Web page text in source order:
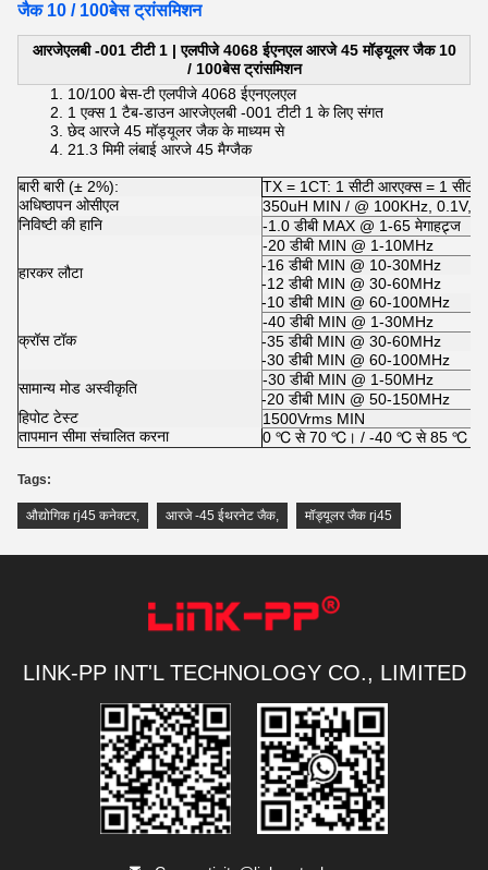
जैक 10 / 100बेस ट्रांसमिशन
आरजेएलबी -001 टीटी 1 | एलपीजे 4068 ईएनएल आरजे 45 मॉड्यूलर जैक 10
/ 100बेस ट्रांसमिशन
10/100 बेस-टीएलपीजे 4068 ईएनएलएल
1 एक्स 1 टैब-डाउन आरजेएलबी -001 टीटी 1 केलिए संगत
छेद आरजे 45 मॉड्यूलर जैक केमाध्यम से
21.3 मिमी लंबाई आरजे 45 मैग्जैक
बारी बारी (± 2%):
TX = 1CT: 1 सीटी आरएक्स = 1 सीटी:
अधिष्ठापन ओसीएल
350uH MIN / @ 100KHz, 0.1V,
निविष्टी की हानि
-1.0 डीबी MAX @ 1-65 मेगाहट्र्ज
हारकर लौटा
-20 डीबी MIN @ 1-10MHz
-16 डीबी MIN @ 10-30MHz
-12 डीबी MIN @ 30-60MHz
-10 डीबी MIN @ 60-100MHz
क्रॉस टॉक
-40 डीबी MIN @ 1-30MHz
-35 डीबी MIN @ 30-60MHz
-30 डीबी MIN @ 60-100MHz
सामान्य मोड अस्वीकृति
-30 डीबी MIN @ 1-50MHz
-20 डीबी MIN @ 50-150MHz
हिपोट टेस्ट
1500Vrms MIN
तापमान सीमा संचालित करना
0 ℃ से 70 ℃। / -40 ℃ से 85 ℃।
Tags:
औद्योगिक rj45 कनेक्टर, आरजे -45 ईथरनेट जैक, मॉड्यूलर जैक rj45
LINK-PP INT'L TECHNOLOGY CO., LIMITED